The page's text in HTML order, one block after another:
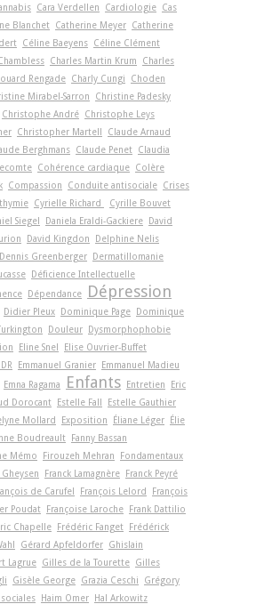
Cara Verdellen Cardiologie Cas
Blanchet Catherine Meyer Catherine
Céline Baeyens Céline Clément
Charles Martin Krum
Charles
Rengade Charly Cungi
Choden
Mirabel-Sarron
Christine Padesky
Christophe André Christophe Leys
Christopher Martell
Claude Arnaud
Berghmans Claude Penet Claudia
Cohérence cardiaque Colère
Compassion Conduite antisociale Crises
Cyrielle Richard
Cyrille Bouvet
Siegel Daniela Eraldi-Gackiere David
David Kingdon
Delphine Nelis
Dennis Greenberger Dermatillomanie
Déficience Intellectuelle
Dépendance Dépression
Didier Pleux Dominique Page Dominique
Douleur Dysmorphophobie
Eline Snel
Elise Ouvrier-Buffet
Emmanuel Granier Emmanuel Madieu
Emna Ragama Enfants Entretien
Eric
Dorocant Estelle Fall
Estelle Gauthier
Mollard Exposition Éliane Léger Élie
Boudreault Fanny Bassan
Mémo Firouzeh Mehran
Fondamentaux
Gheysen Franck Lamagnère Franck Peyré
de Carufel François Lelord
François
Poudat Françoise Laroche Frank Dattilio
Chapelle Frédéric Fanget Frédérick
Gérard Apfeldorfer Ghislain
Lagrue Gilles de la Tourette Gilles
Gisèle George Grazia Ceschi
Grégory
Haim Omer Hal Arkowitz